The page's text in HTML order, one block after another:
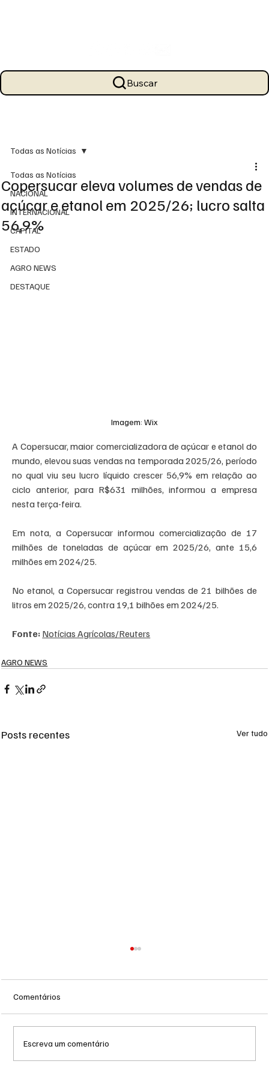
Buscar
Todas as Notícias
NACIONAL
INTERNACIONAL
CAPITAL
ESTADO
AGRO NEWS
DESTAQUE
Todas as Notícias
Copersucar eleva volumes de vendas de
açúcar e etanol em 2025/26; lucro salta
56,9%
Imagem: Wix
A Copersucar, maior comercializadora de açúcar e etanol do
mundo, elevou suas vendas na temporada 2025/26, período
no qual viu seu lucro líquido crescer 56,9% em relação ao
ciclo anterior, para R$631 milhões, informou a empresa
nesta terça-feira.
Em nota, a Copersucar informou comercialização de 17
milhões de toneladas de açúcar em 2025/26, ante 15,6
milhões em 2024/25.
No etanol, a Copersucar registrou vendas de 21 bilhões de
litros em 2025/26, contra 19,1 bilhões em 2024/25.
Fonte: Notícias Agrícolas/Reuters
AGRO NEWS
Posts recentes Ver tudo
Comentários
Escreva um comentário